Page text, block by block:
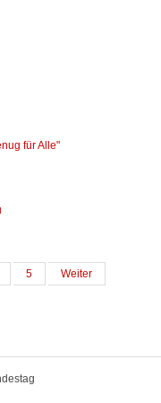
für Alle"
5
Weiter